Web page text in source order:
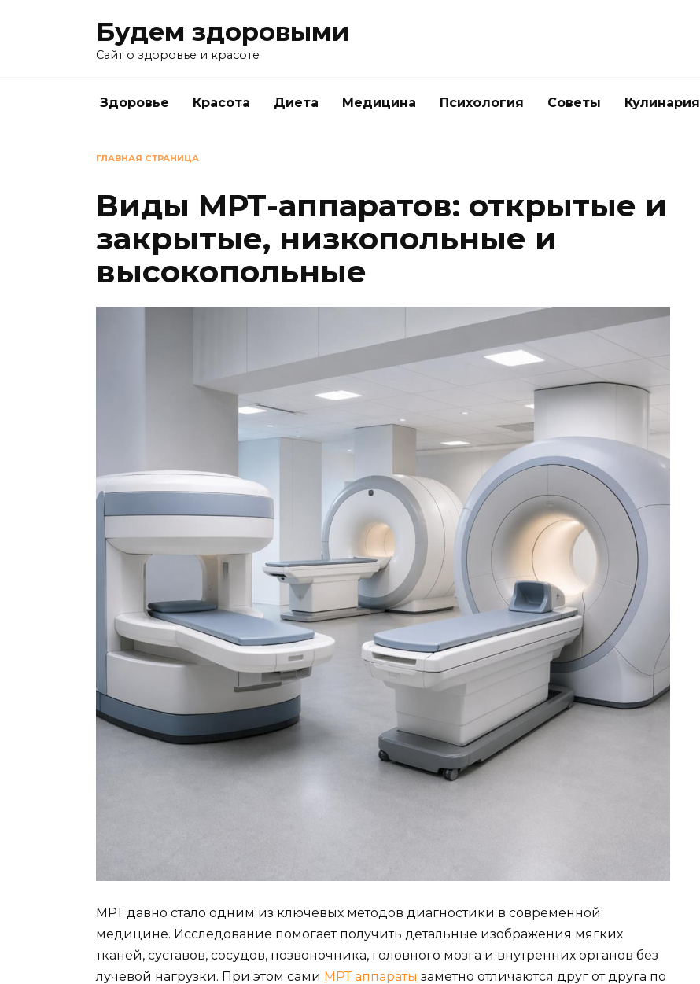
Будем здоровыми
Сайт о здоровье и красоте
Здоровье Красота Диета Медицина Психология Советы Кулинария
ГЛАВНАЯ СТРАНИЦА
Виды МРТ-аппаратов: открытые и
закрытые, низкопольные и
высокопольные
МРТ давно стало одним из ключевых методов диагностики в современной
медицине. Исследование помогает получить детальные изображения мягких
тканей, суставов, сосудов, позвоночника, головного мозга и внутренних органов без
лучевой нагрузки. При этом сами МРТ аппараты заметно отличаются друг от друга по